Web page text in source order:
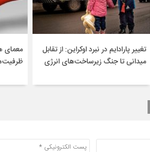
تغییر پارادایم در نبرد اوکراین: از تقابل
میدانی تا جنگ زیرساخت‌های انرژی
معمای